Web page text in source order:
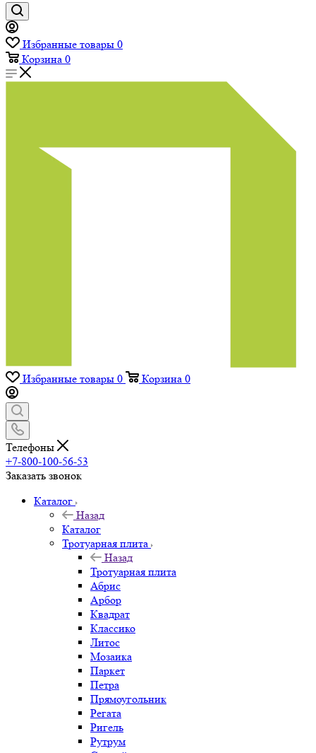
Избранные товары 0
Корзина 0
Избранные товары 0 Корзина 0
Телефоны
+7-800-100-56-53
Заказать звонок
Каталог
Назад
Каталог
Тротуарная плита
Назад
Тротуарная плита
Абрис
Арбор
Квадрат
Классико
Литос
Мозаика
Паркет
Петра
Прямоугольник
Регата
Ригель
Рутрум